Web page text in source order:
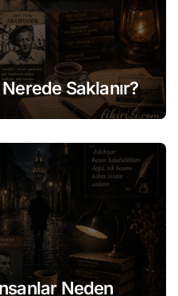
Saklanır?
Neden